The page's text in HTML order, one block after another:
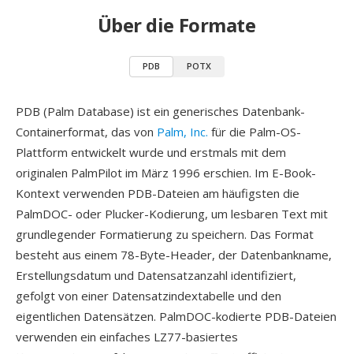
Über die Formate
PDB POTX
PDB (Palm Database) ist ein generisches Datenbank-
Containerformat, das von Palm, Inc. für die Palm-OS-
Plattform entwickelt wurde und erstmals mit dem
originalen PalmPilot im März 1996 erschien. Im E-Book-
Kontext verwenden PDB-Dateien am häufigsten die
PalmDOC- oder Plucker-Kodierung, um lesbaren Text mit
grundlegender Formatierung zu speichern. Das Format
besteht aus einem 78-Byte-Header, der Datenbankname,
Erstellungsdatum und Datensatzanzahl identifiziert,
gefolgt von einer Datensatzindextabelle und den
eigentlichen Datensätzen. PalmDOC-kodierte PDB-Dateien
verwenden ein einfaches LZ77-basiertes